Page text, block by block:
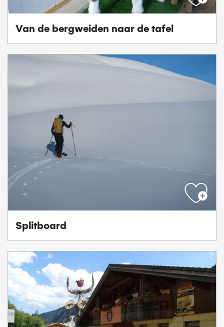
Van de bergweiden naar de tafel
Splitboard